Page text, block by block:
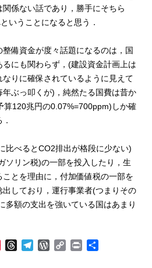
係ない話であり，勝手にそちら
いうことになると思う．
備資金が度々話題になるのは，国
にも関わらず，(建設資金計画上は
りに確保されているように見えて
ぶっ叩くが)，純然たる国費は昔か
算120兆円の0.07%=700ppm)しか確
比べるとCO2排出が格段に少ない)
ソリン税)の一部を投入したり，生
とを理由に，付加価値税の一部を
しており，運行事業者(つまりその
多額の支出を強いている国はあまり
W
C